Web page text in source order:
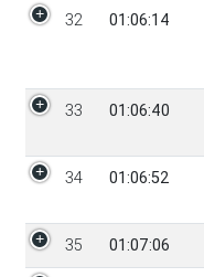
32 01:06:14
33 01:06:40
34 01:06:52
35 01:07:06